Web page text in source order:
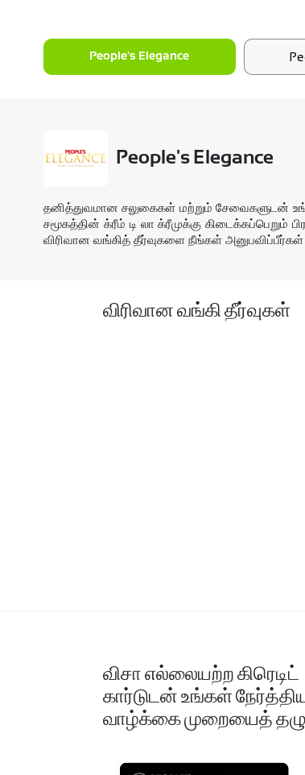
People's Elegance
People's Elegance
தனித்துவமான சலுகைகள் மற்றும் சேவைகளுடன்
சமூகத்தின் க்ரீம் டி லா க்ரீமுக்கு கிடைக்கப்பெறும்
விரிவான வங்கித் தீர்வுகளை நீங்கள்
விரிவான வங்கி தீர்வுகள்
விசா எல்லையற்ற கிரெடிட்
கார்டுடன் உங்கள்
வாழ்க்கை முறையைத்